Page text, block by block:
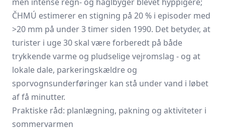
ČHMÚ estimerer en stigning på 20 % i episoder med
>20 mm på under 3 timer siden 1990. Det betyder, at
turister i uge 30 skal være forberedt på både
trykkende varme og pludselige vejromslag - og at
lokale dale, parkeringskældre og
sporvognsunderføringer kan stå under vand i løbet
af få minutter.
Praktiske råd: planlægning, pakning og aktiviteter i
sommervarmen